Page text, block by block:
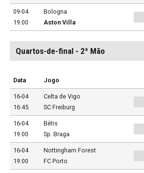
09-04
19:00
Bologna
Aston Villa
Quartos-de-final - 2ª Mão
Data Jogo
16-04
16:45
Celta de Vigo
SC Freiburg
16-04
19:00
Bétis
Sp. Braga
16-04
19:00
Nottingham Forest
FC Porto